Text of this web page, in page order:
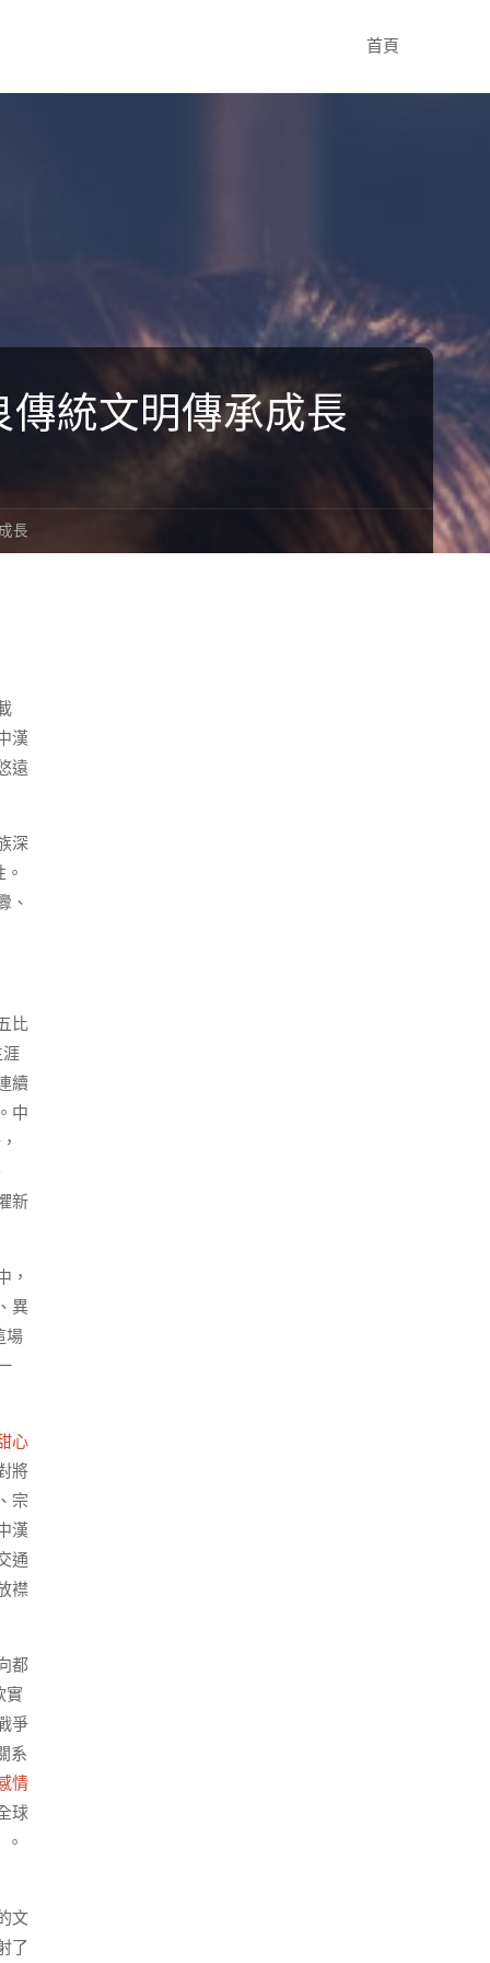
首頁
統文明傳承成長
長
漢
遠
深
、
比
涯
續
中
新
，
異
場
心
將
宗
漢
通
襟
都
實
爭
系
情
球
文
了